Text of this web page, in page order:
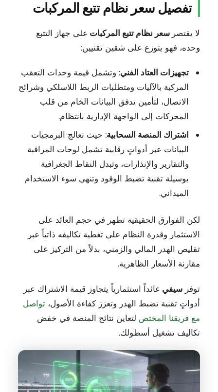
تفصيل سعر نظام تتبع المركبات
لا يقتصر سعر نظام تتبع المركبات على جهاز التتبع
وحده، فهو يتوزع على شقين تقنيين:
تجهيزات العتاد الفني: وتشمل قيمة وحدات التعقب
المركبة بالآليات ومتطلبات الربط اللاسلكي وشرائح
الاتصال، لتأمين تدفق البيانات الخام من قلب
المحركات إلى الواجهة الإدارية بانتظام.
اشتراك المنصة السحابية: حيث تعالج البرمجيات
البيانات عبر أدواتٍ رقابية تشمل لوحات المراقبة
والتقارير والإنذارات، وتبدل النقاط الجغرافية
بوسيلة تقنية تضبط الوقود وتنهي سوء الاستخدام
الميداني.
لكن الفوارق الحقيقية تظهر في حجم العائد على
الاستثمار وقدرة النظام على تغطية تكاليفه ذاتياً عبر
تقليص الهدر المالي والزمني، بدلاً من التركيز على
مقارنة الأسعار الظاهرية.
توفر سيفي عائداً استثمارياً يتجاوز قيمة الاشتراك عبر
أدواتٍ تقنية تضبط الهدر وتعزز كفاءة الأصول، تواصل
مع فريقنا المختص لتعاين نتائج المنصة في خفض
تكاليف تشغيل أسطولك.